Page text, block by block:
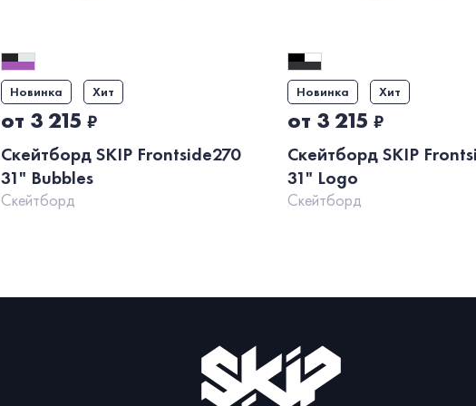
от 3 215 ₽
Новинка Хит
Скейтборд SKIP Frontside270
31" Bubbles
Скейтборд
от 3 215 ₽
Новинка Хит
Скейтборд SKIP
31" Logo
Скейтборд